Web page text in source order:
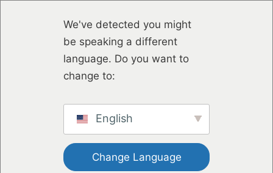
We've detected you might
be speaking a different
language. Do you want to
change to:
English
Change Language